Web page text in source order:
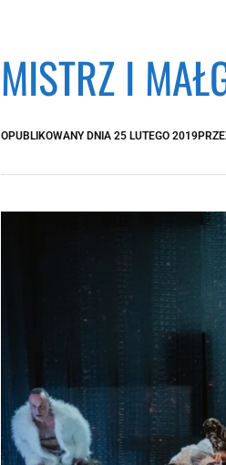
MISTRZ I
OPUBLIKOWANY DNIA 25 LUTEGO 2019